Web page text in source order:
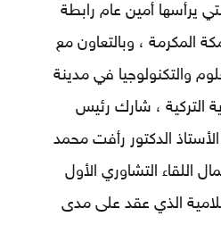
يرأسها أمين عام رابطة
المكرمة ، وبالتعاون مع
والتكنولوجيا في مدينة
التركية ، شارك رئيس
الدكتور رأفت محمد
اللقاء التشاوري الأول
الذي عقد على مدى